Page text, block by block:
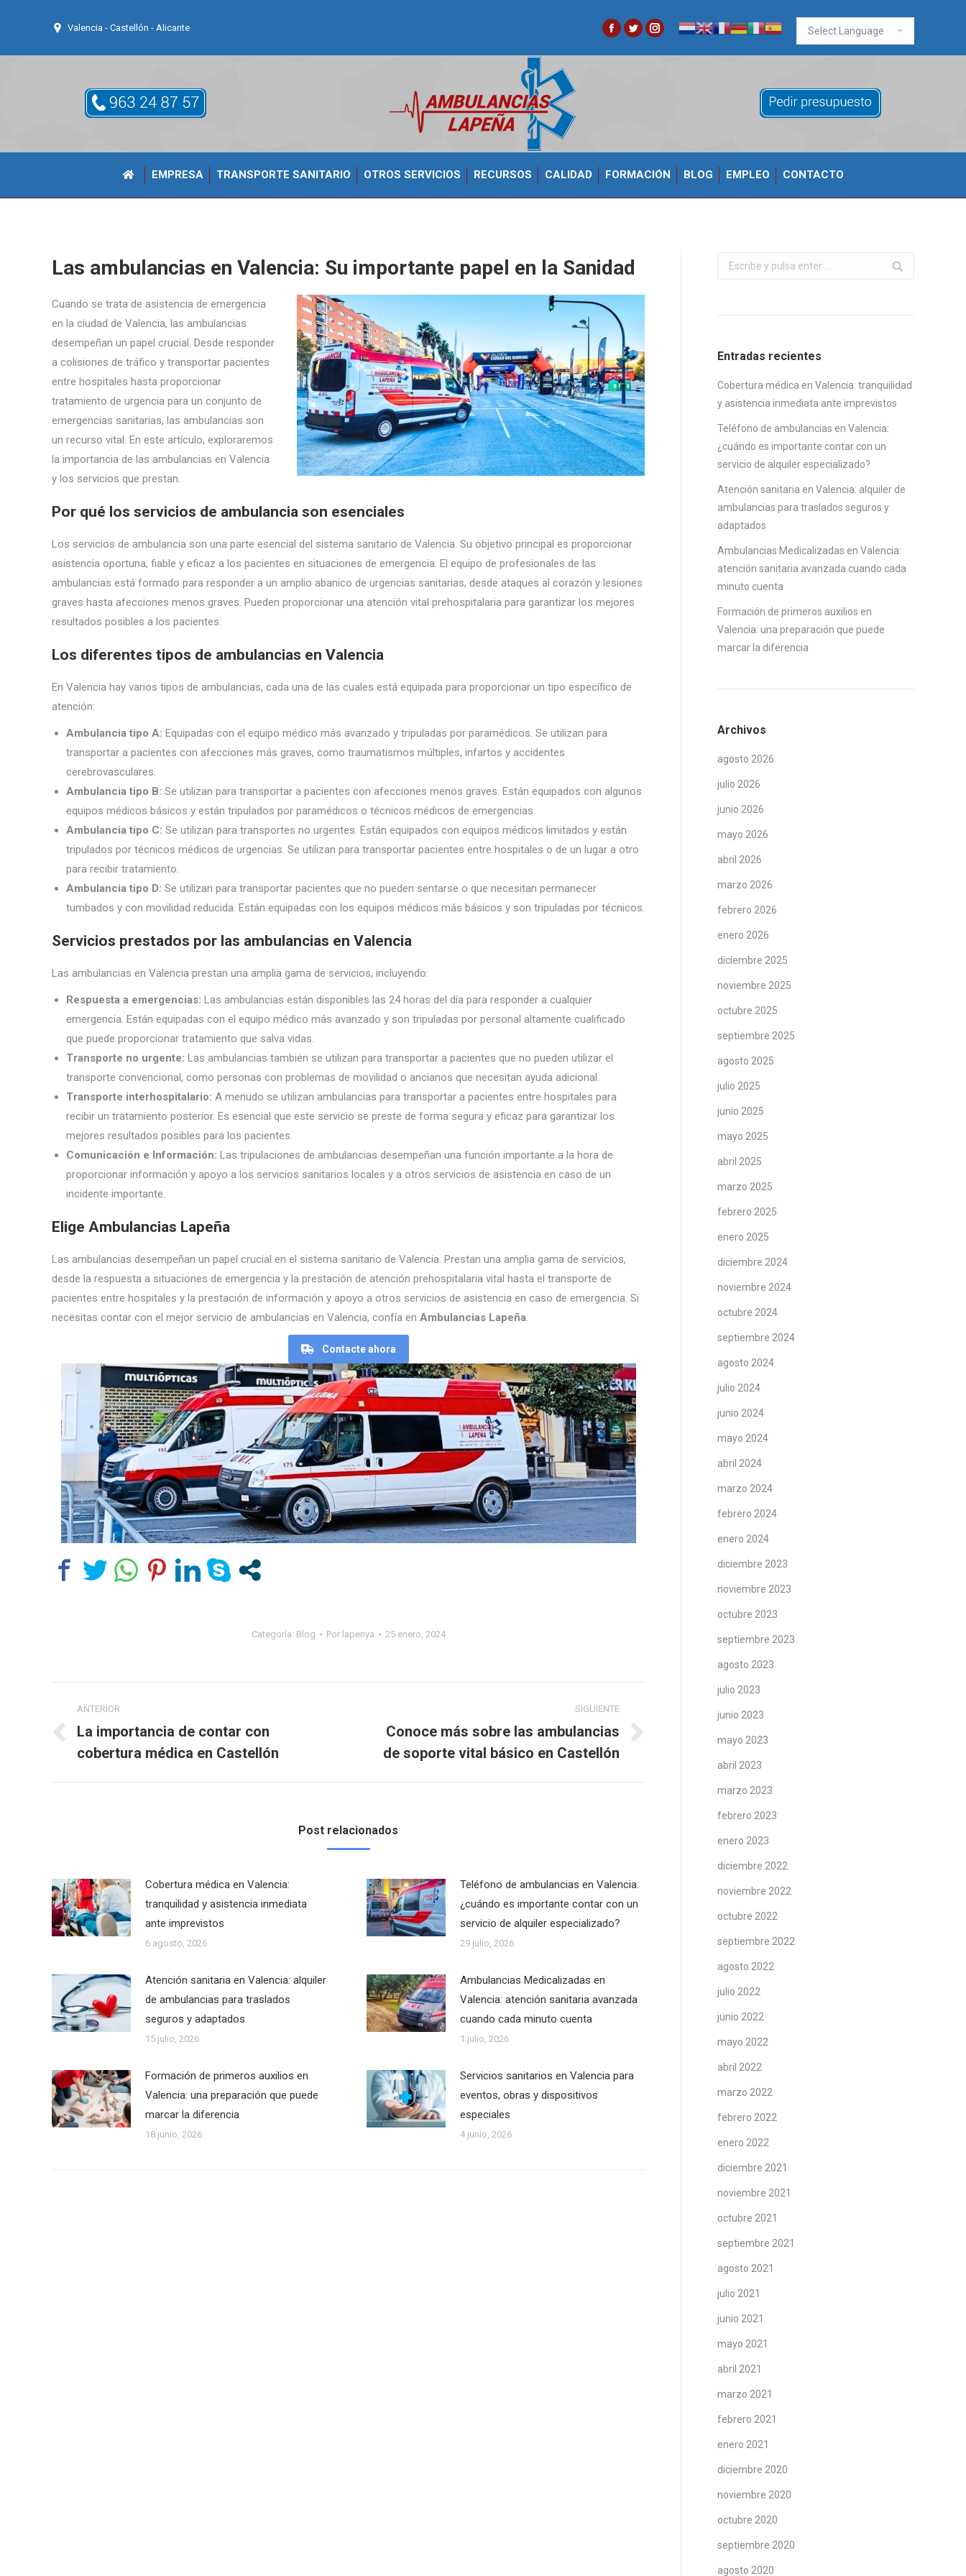
Valencia - Castellón - Alicante Facebook
TwitterInstagram
EMPRESA TRANSPORTE SANITARIO OTROS SERVICIOS RECURSOS CALIDAD FORMACIÓN BLOG EMPLEO CONTACTO
Las ambulancias en Valencia: Su importante papel en la Sanidad
Cuando se trata de asistencia de emergencia
en la ciudad de Valencia, las ambulancias
desempeñan un papel crucial. Desde responder
a colisiones de tráfico y transportar pacientes
entre hospitales hasta proporcionar
tratamiento de urgencia para un conjunto de
emergencias sanitarias, las ambulancias son
un recurso vital. En este artículo, exploraremos
la importancia de las ambulancias en Valencia
y los servicios que prestan.
Por qué los servicios de ambulancia son esenciales
Los servicios de ambulancia son una parte esencial del sistema sanitario de Valencia. Su objetivo principal es proporcionar
asistencia oportuna, fiable y eficaz a los pacientes en situaciones de emergencia. El equipo de profesionales de las
ambulancias está formado para responder a un amplio abanico de urgencias sanitarias, desde ataques al corazón y lesiones
graves hasta afecciones menos graves. Pueden proporcionar una atención vital prehospitalaria para garantizar los mejores
resultados posibles a los pacientes.
Los diferentes tipos de ambulancias en Valencia
En Valencia hay varios tipos de ambulancias, cada una de las cuales está equipada para proporcionar un tipo específico de
atención:
Ambulancia tipo A: Equipadas con el equipo médico más avanzado y tripuladas por paramédicos. Se utilizan para
transportar a pacientes con afecciones más graves, como traumatismos múltiples, infartos y accidentes
cerebrovasculares.
Ambulancia tipo B: Se utilizan para transportar a pacientes con afecciones menos graves. Están equipados con algunos
equipos médicos básicos y están tripulados por paramédicos o técnicos médicos de emergencias.
Ambulancia tipo C: Se utilizan para transportes no urgentes. Están equipados con equipos médicos limitados y están
tripulados por técnicos médicos de urgencias. Se utilizan para transportar pacientes entre hospitales o de un lugar a otro
para recibir tratamiento.
Ambulancia tipo D: Se utilizan para transportar pacientes que no pueden sentarse o que necesitan permanecer
tumbados y con movilidad reducida. Están equipadas con los equipos médicos más básicos y son tripuladas por técnicos.
Servicios prestados por las ambulancias en Valencia
Las ambulancias en Valencia prestan una amplia gama de servicios, incluyendo:
Respuesta a emergencias: Las ambulancias están disponibles las 24 horas del día para responder a cualquier
emergencia. Están equipadas con el equipo médico más avanzado y son tripuladas por personal altamente cualificado
que puede proporcionar tratamiento que salva vidas.
Transporte no urgente: Las ambulancias también se utilizan para transportar a pacientes que no pueden utilizar el
transporte convencional, como personas con problemas de movilidad o ancianos que necesitan ayuda adicional.
Transporte interhospitalario: A menudo se utilizan ambulancias para transportar a pacientes entre hospitales para
recibir un tratamiento posterior. Es esencial que este servicio se preste de forma segura y eficaz para garantizar los
mejores resultados posibles para los pacientes.
Comunicación e Información: Las tripulaciones de ambulancias desempeñan una función importante a la hora de
proporcionar información y apoyo a los servicios sanitarios locales y a otros servicios de asistencia en caso de un
incidente importante.
Elige Ambulancias Lapeña
Las ambulancias desempeñan un papel crucial en el sistema sanitario de Valencia. Prestan una amplia gama de servicios,
desde la respuesta a situaciones de emergencia y la prestación de atención prehospitalaria vital hasta el transporte de
pacientes entre hospitales y la prestación de información y apoyo a otros servicios de asistencia en caso de emergencia. Si
necesitas contar con el mejor servicio de ambulancias en Valencia, confía en Ambulancias Lapeña.
Contacte ahora
Categoría: Blog Por lapenya 25 enero, 2024
entre
publicaciones
ANTERIOR
Publicación
anterior:
La importancia de contar con
cobertura médica en Castellón
SIGUIENTE
Publicación
siguiente:
Conoce más sobre las ambulancias
de soporte vital básico en Castellón
Post relacionados
Cobertura médica en Valencia:
tranquilidad y asistencia inmediata
ante imprevistos
6 agosto, 2026
Teléfono de ambulancias en Valencia:
¿cuándo es importante contar con un
servicio de alquiler especializado?
29 julio, 2026
Atención sanitaria en Valencia: alquiler
de ambulancias para traslados
seguros y adaptados
15 julio, 2026
Ambulancias Medicalizadas en
Valencia: atención sanitaria avanzada
cuando cada minuto cuenta
1 julio, 2026
Formación de primeros auxilios en
Valencia: una preparación que puede
marcar la diferencia
18 junio, 2026
Servicios sanitarios en Valencia para
eventos, obras y dispositivos
especiales
4 junio, 2026
Buscar:
Entradas recientes
Cobertura médica en Valencia: tranquilidad
y asistencia inmediata ante imprevistos
Teléfono de ambulancias en Valencia:
¿cuándo es importante contar con un
servicio de alquiler especializado?
Atención sanitaria en Valencia: alquiler de
ambulancias para traslados seguros y
adaptados
Ambulancias Medicalizadas en Valencia:
atención sanitaria avanzada cuando cada
minuto cuenta
Formación de primeros auxilios en
Valencia: una preparación que puede
marcar la diferencia
Archivos
agosto 2026
julio 2026
junio 2026
mayo 2026
abril 2026
marzo 2026
febrero 2026
enero 2026
diciembre 2025
noviembre 2025
octubre 2025
septiembre 2025
agosto 2025
julio 2025
junio 2025
mayo 2025
abril 2025
marzo 2025
febrero 2025
enero 2025
diciembre 2024
noviembre 2024
octubre 2024
septiembre 2024
agosto 2024
julio 2024
junio 2024
mayo 2024
abril 2024
marzo 2024
febrero 2024
enero 2024
diciembre 2023
noviembre 2023
octubre 2023
septiembre 2023
agosto 2023
julio 2023
junio 2023
mayo 2023
abril 2023
marzo 2023
febrero 2023
enero 2023
diciembre 2022
noviembre 2022
octubre 2022
septiembre 2022
agosto 2022
julio 2022
junio 2022
mayo 2022
abril 2022
marzo 2022
febrero 2022
enero 2022
diciembre 2021
noviembre 2021
octubre 2021
septiembre 2021
agosto 2021
julio 2021
junio 2021
mayo 2021
abril 2021
marzo 2021
febrero 2021
enero 2021
diciembre 2020
noviembre 2020
octubre 2020
septiembre 2020
agosto 2020